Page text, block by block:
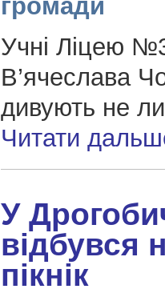
громади
Учні Ліцею
В’ячеслава
дивують не
Читати
У
відбувся
пікнік